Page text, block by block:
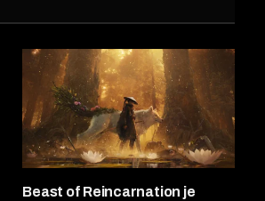
Beast of Reincarnation je